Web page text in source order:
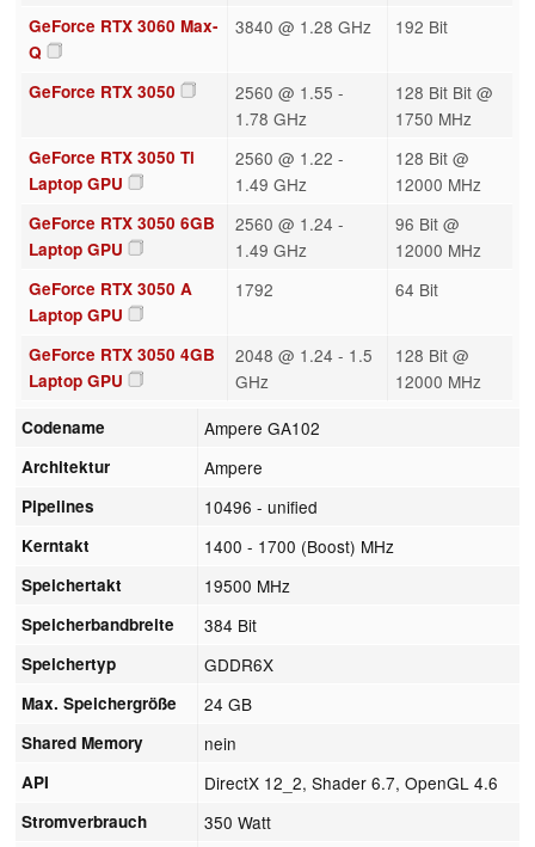
GeForce RTX 3060 Max-
Q
3840 @ 1.28 GHz 192 Bit
GeForce RTX 3050
2560 @ 1.55 -
1.78 GHz
128 Bit Bit @
1750 MHz
GeForce RTX 3050 Ti
Laptop GPU
2560 @ 1.22 -
1.49 GHz
128 Bit @
12000 MHz
GeForce RTX 3050 6GB
Laptop GPU
2560 @ 1.24 -
1.49 GHz
96 Bit @
12000 MHz
GeForce RTX 3050 A
Laptop GPU
1792 64 Bit
GeForce RTX 3050 4GB
Laptop GPU
2048 @ 1.24 - 1.5
GHz
128 Bit @
12000 MHz
Codename Ampere GA102
Architektur Ampere
Pipelines 10496 - unified
Kerntakt 1400 - 1700 (Boost) MHz
Speichertakt 19500 MHz
Speicherbandbreite 384 Bit
Speichertyp GDDR6X
Max. Speichergröße 24 GB
Shared Memory nein
API DirectX 12_2, Shader 6.7, OpenGL 4.6
Stromverbrauch 350 Watt